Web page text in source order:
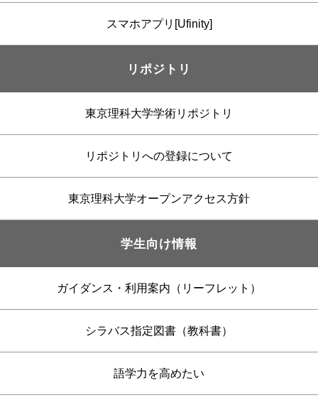
スマホアプリ[Ufinity]
リポジトリ
東京理科大学学術リポジトリ
リポジトリへの登録について
東京理科大学オープンアクセス方針
学生向け情報
ガイダンス・利用案内（リーフレット）
シラバス指定図書（教科書）
語学力を高めたい